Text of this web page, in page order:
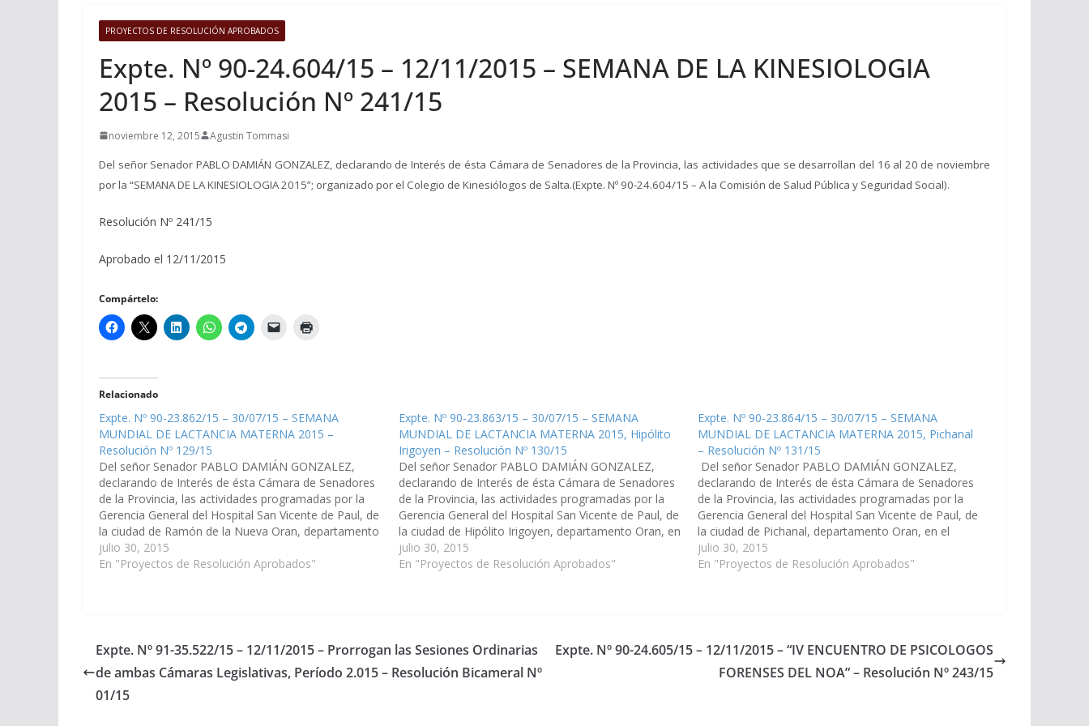
PROYECTOS DE RESOLUCIÓN APROBADOS
Expte. Nº 90-24.604/15 – 12/11/2015 – SEMANA DE LA KINESIOLOGIA
2015 – Resolución Nº 241/15
noviembre 12, 2015 Agustin Tommasi
Del señor Senador PABLO DAMIÁN GONZALEZ, declarando de Interés de ésta Cámara de Senadores de la Provincia, las actividades que se desarrollan del 16 al 20 de noviembre
por la “SEMANA DE LA KINESIOLOGIA 2015”; organizado por el Colegio de Kinesiólogos de Salta.(Expte. Nº 90-24.604/15 – A la Comisión de Salud Pública y Seguridad Social).
Resolución Nº 241/15
Aprobado el 12/11/2015
Compártelo:
Relacionado
Expte. Nº 90-23.862/15 – 30/07/15 – SEMANA
MUNDIAL DE LACTANCIA MATERNA 2015 –
Resolución Nº 129/15
Del señor Senador PABLO DAMIÁN GONZALEZ,
declarando de Interés de ésta Cámara de Senadores
de la Provincia, las actividades programadas por la
Gerencia General del Hospital San Vicente de Paul, de
la ciudad de Ramón de la Nueva Oran, departamento
Oran, en el marco de la SEMANA MUNDIAL DE
LACTANCIA…
julio 30, 2015
En "Proyectos de Resolución Aprobados"
Expte. Nº 90-23.863/15 – 30/07/15 – SEMANA
MUNDIAL DE LACTANCIA MATERNA 2015, Hipólito
Irigoyen – Resolución Nº 130/15
Del señor Senador PABLO DAMIÁN GONZALEZ,
declarando de Interés de ésta Cámara de Senadores
de la Provincia, las actividades programadas por la
Gerencia General del Hospital San Vicente de Paul, de
la ciudad de Hipólito Irigoyen, departamento Oran, en
el marco de la SEMANA MUNDIAL DE LACTANCIA
MATERNA 2015", a…
julio 30, 2015
En "Proyectos de Resolución Aprobados"
Expte. Nº 90-23.864/15 – 30/07/15 – SEMANA
MUNDIAL DE LACTANCIA MATERNA 2015, Pichanal
– Resolución Nº 131/15
Del señor Senador PABLO DAMIÁN GONZALEZ,
declarando de Interés de ésta Cámara de Senadores
de la Provincia, las actividades programadas por la
Gerencia General del Hospital San Vicente de Paul, de
la ciudad de Pichanal, departamento Oran, en el
marco de la SEMANA MUNDIAL DE LACTANCIA
MATERNA 2015", a llevarse…
julio 30, 2015
En "Proyectos de Resolución Aprobados"
Expte. Nº 91-35.522/15 – 12/11/2015 – Prorrogan las Sesiones Ordinarias
de ambas Cámaras Legislativas, Período 2.015 – Resolución Bicameral Nº
01/15
Expte. Nº 90-24.605/15 – 12/11/2015 – “IV ENCUENTRO DE PSICOLOGOS
FORENSES DEL NOA” – Resolución Nº 243/15